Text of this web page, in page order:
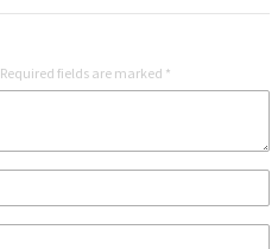
Required fields are marked *